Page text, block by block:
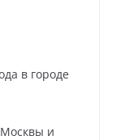
в городе
и